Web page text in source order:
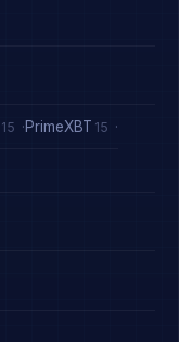
15 PrimeXBT 15